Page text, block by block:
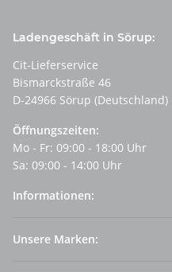
Ladengeschäft in Sörup:
Cit-Lieferservice
Bismarckstraße 46
D-24966 Sörup (Deutschland)
Öffnungszeiten:
Mo - Fr: 09:00 - 18:00 Uhr
Sa: 09:00 - 14:00 Uhr
Informationen:
Unsere Marken: